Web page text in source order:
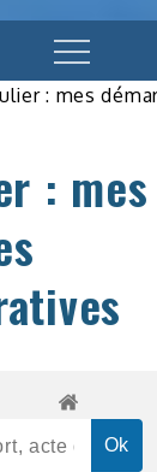
Menu
: mes
: mes